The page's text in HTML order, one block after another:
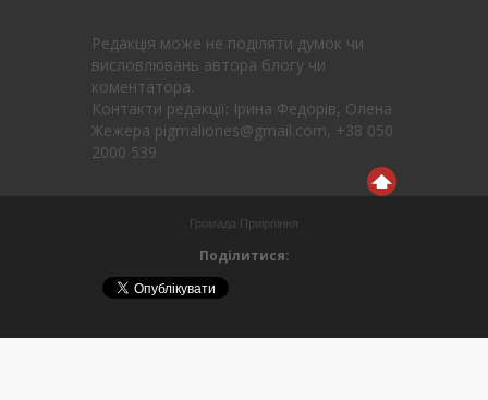
Редакція може не поділяти думок чи
висловлювань автора блогу чи
коментатора.
Контакти редакції: Ірина Федорів, Олена
Жежера pigmaliones@gmail.com, +38 050
2000 539
Громада Приірпіння
Поділитися: